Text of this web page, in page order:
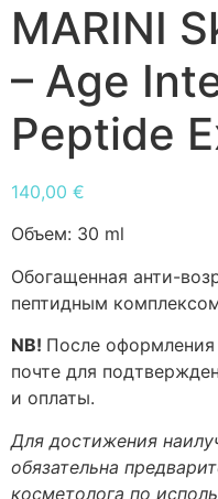
MARINI
– Age
Peptide
140,00 €
Объем: 30 ml
Обогащенная анти-
пептидным
NB! После
почте для
и оплаты.
Для достижения
обязательна
косметолога по